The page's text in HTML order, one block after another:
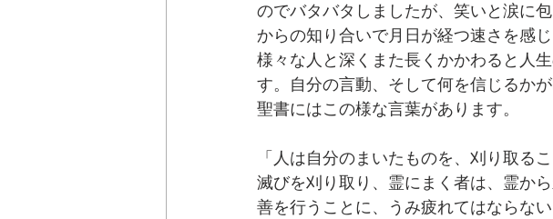
のでバタバタしましたが、笑いと涙に
からの知り合いで月日が経つ速さを感じ
様々な人と深くまた長くかかわると人
す。自分の言動、そして何を信じるか
聖書にはこの様な言葉があります。
「人は自分のまいたものを、刈り取る
滅びを刈り取り、霊にまく者は、霊か
善を行うことに、うみ疲れてはならな